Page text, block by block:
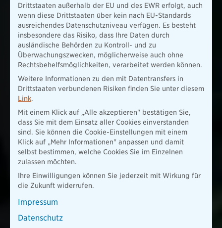
Drittstaaten außerhalb der EU und des EWR erfolgt, auch
wenn diese Drittstaaten über kein nach EU-Standards
ausreichendes Datenschutzniveau verfügen. Es besteht
insbesondere das Risiko, dass Ihre Daten durch
ausländische Behörden zu Kontroll- und zu
Überwachungszwecken, möglicherweise auch ohne
Rechtsbehelfsmöglichkeiten, verarbeitet werden können.
Weitere Informationen zu den mit Datentransfers in
Drittstaaten verbundenen Risiken finden Sie unter diesem
Link.
Mit einem Klick auf „Alle akzeptieren" bestätigen Sie,
dass Sie mit dem Einsatz aller Cookies einverstanden
sind. Sie können die Cookie-Einstellungen mit einem
Klick auf „Mehr Informationen" anpassen und damit
selbst bestimmen, welche Cookies Sie im Einzelnen
zulassen möchten.
Ihre Einwilligungen können Sie jederzeit mit Wirkung für
die Zukunft widerrufen.
Impressum
Datenschutz